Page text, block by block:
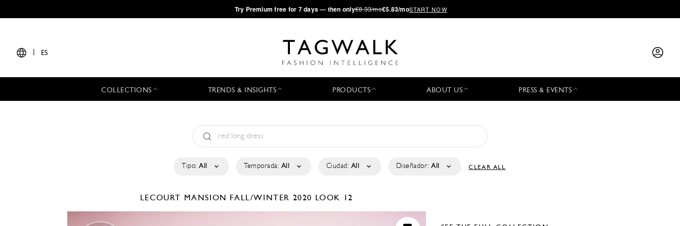
·Try Premium free for 7 days — then only€8.33/mo€5.83/moSTART NOW
ES
COLLECTIONS TRENDS & INSIGHTS PRODUCTS ABOUT US PRESS & EVENTS
Tipo: All Temporada: All Ciudad: All Diseñador: All CLEAR ALL
LECOURT MANSION FALL/WINTER 2020 LOOK 12